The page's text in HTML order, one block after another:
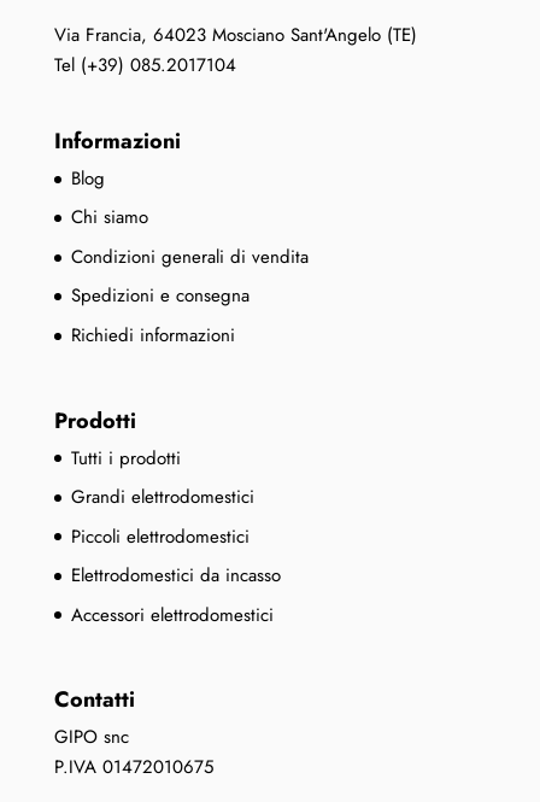
prodotto
Via Francia, 64023 Mosciano Sant'Angelo (TE)
Tel (+39) 085.2017104
Informazioni
Blog
Chi siamo
Condizioni generali di vendita
Spedizioni e consegna
Richiedi informazioni
Prodotti
Tutti i prodotti
Grandi elettrodomestici
Piccoli elettrodomestici
Elettrodomestici da incasso
Accessori elettrodomestici
Contatti
GIPO snc
P.IVA 01472010675